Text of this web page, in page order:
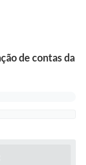
de contas da